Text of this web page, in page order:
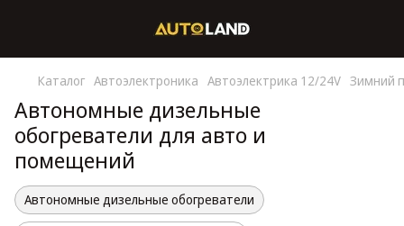
Каталог Автоэлектроника Автоэлектрика 12/24V Зимний
Автономные дизельные
обогреватели для авто и
помещений
Автономные дизельные обогреватели